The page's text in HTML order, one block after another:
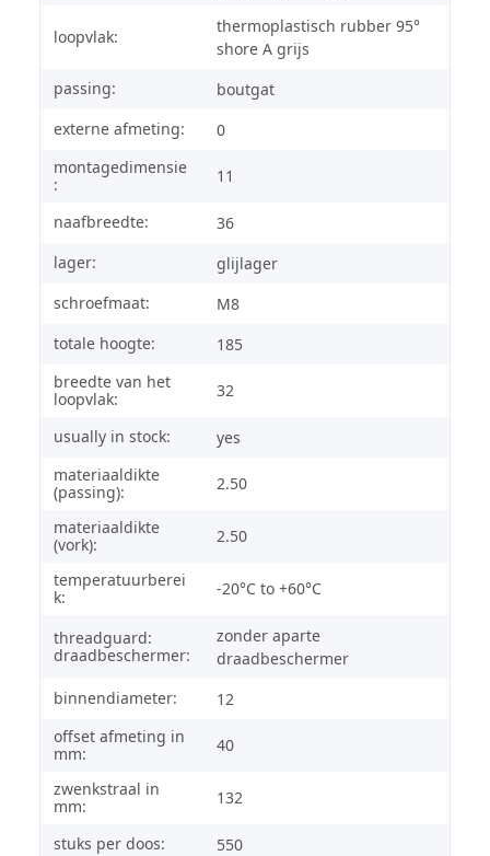
loopvlak:
thermoplastisch rubber 95°
shore A grijs
passing:
boutgat
externe afmeting:
0
montagedimensie
:
11
naafbreedte:
36
lager:
glijlager
schroefmaat:
M8
totale hoogte:
185
breedte van het
loopvlak:
32
usually in stock:
yes
materiaaldikte
(passing):
2.50
materiaaldikte
(vork):
2.50
temperatuurberei
k:
-20°C to +60°C
threadguard:
draadbeschermer:
zonder aparte
draadbeschermer
binnendiameter:
12
offset afmeting in
mm:
40
zwenkstraal in
mm:
132
stuks per doos: 550